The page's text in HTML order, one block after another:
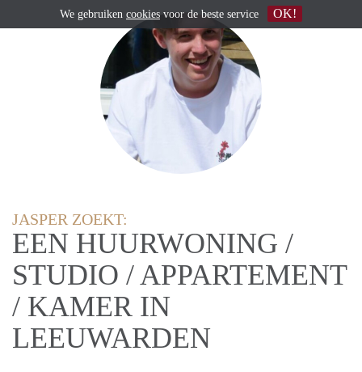
JASPER ZOEKT:
EEN HUURWONING /
STUDIO / APPARTEMENT
/ KAMER IN
LEEUWARDEN
We gebruiken cookies voor de beste service OK!